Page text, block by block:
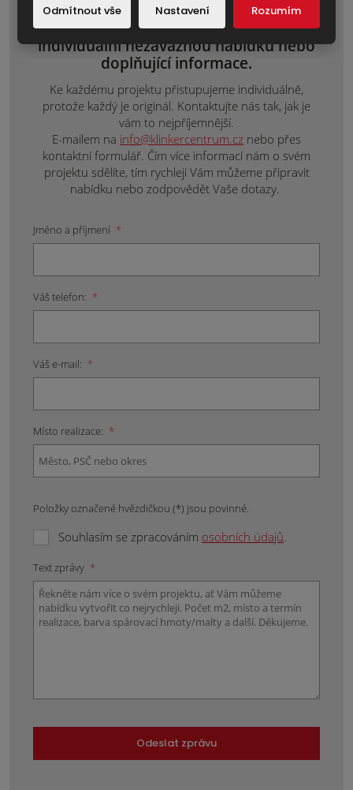
Zaujal Vás tento materiál nebo máte
nějaké dotazy? Napište nám o
individuální nezávaznou nabídku nebo
doplňující informace.
Ke každému projektu přistupujeme individuálně,
protože každý je originál. Kontaktujte nás tak, jak je
vám to nejpříjemnější.
E-mailem na info@klinkercentrum.cz nebo přes
kontaktní formulář. Čím více informací nám o svém
projektu sdělíte, tím rychleji Vám můžeme připravit
nabídku nebo zodpovědět Vaše dotazy.
Jméno a příjmení *
Váš telefon: *
Váš e-mail: *
Místo realizace: *
Položky označené hvězdičkou (*) jsou povinné.
Souhlasím se zpracováním osobních údajů.
Text zprávy *
Odeslat zprávu
Odmítnout vše Nastavení Rozumím